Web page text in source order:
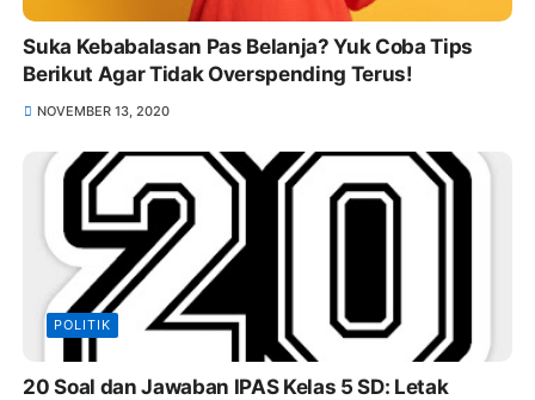
Suka Kebabalasan Pas Belanja? Yuk Coba Tips
Berikut Agar Tidak Overspending Terus!
NOVEMBER 13, 2020
POLITIK
20 Soal dan Jawaban IPAS Kelas 5 SD: Letak